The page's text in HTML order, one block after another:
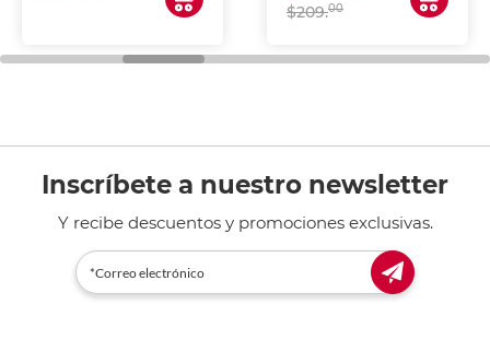
$209.00
Inscríbete a nuestro newsletter
Y recibe descuentos y promociones exclusivas.